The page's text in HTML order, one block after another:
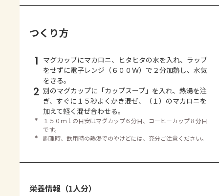
つくり方
1 マグカップにマカロニ、ヒタヒタの水を入れ、ラップ
をせずに電子レンジ（６００Ｗ）で２分加熱し、水気
をきる。
2 別のマグカップに「カップスープ」を入れ、熱湯を注
ぎ、すぐに１５秒よくかき混ぜ、（１）のマカロニを
加えて軽く混ぜ合わせる。
＊
１５０ｍｌの目安はマグカップ６分目、コーヒーカップ８分目
です。
＊
調理時、飲用時の熱湯でのやけどには、充分ご注意ください。
栄養情報（1人分）